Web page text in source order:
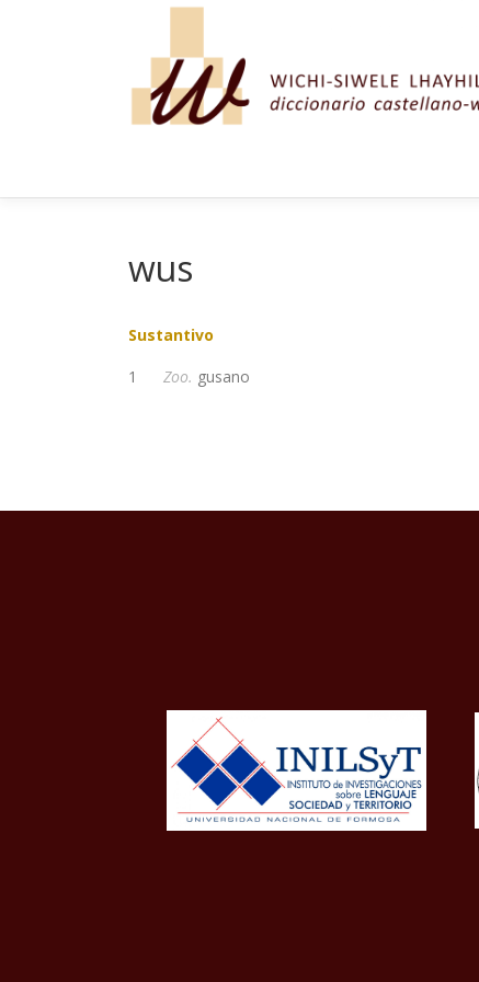
wus
Sustantivo
1 Zoo. gusano